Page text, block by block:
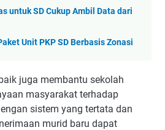
untuk SD Cukup Ambil Data dari
Unit PKP SD Berbasis Zonasi
juga membantu sekolah
masyarakat terhadap
sistem yang tertata dan
murid baru dapat